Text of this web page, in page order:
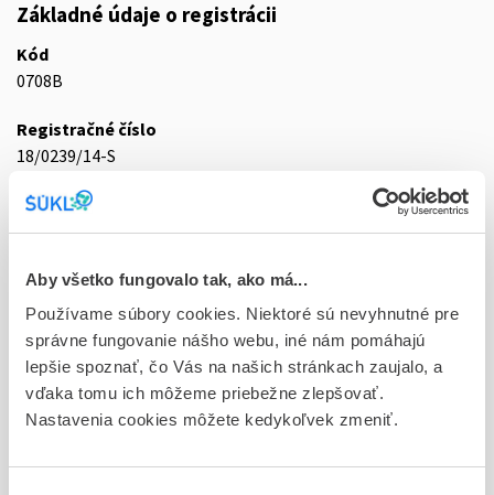
Aby všetko fungovalo tak, ako má...
Používame súbory cookies. Niektoré sú nevyhnutné pre
správne fungovanie nášho webu, iné nám pomáhajú
lepšie spoznať, čo Vás na našich stránkach zaujalo, a
vďaka tomu ich môžeme priebežne zlepšovať.
Nastavenia cookies môžete kedykoľvek zmeniť.
Základné údaje o registrácii
Kód
0708B
Registračné číslo
18/0239/14-S
Doplnok
tbl plg 28x500 mg (blis.Al/PVC)
Stav
D - Registrácia bez obmedzenia platnosti
Typ registračnej procedúry
Decentralizovaná
Držiteľ, krajina